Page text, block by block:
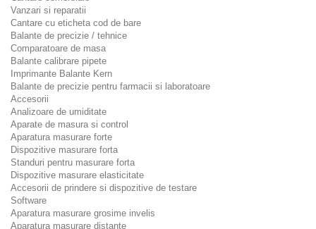
Vanzari si reparatii
Cantare cu eticheta cod de bare
Balante de precizie / tehnice
Comparatoare de masa
Balante calibrare pipete
Imprimante Balante Kern
Balante de precizie pentru farmacii si laboratoare
Accesorii
Analizoare de umiditate
Aparate de masura si control
Aparatura masurare forte
Dispozitive masurare forta
Standuri pentru masurare forta
Dispozitive masurare elasticitate
Accesorii de prindere si dispozitive de testare
Software
Aparatura masurare grosime invelis
Aparatura masurare distante